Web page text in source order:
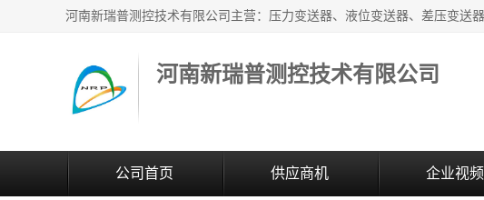
河南新瑞普测控技术有限公司
公司首页 供应商机 企业视频